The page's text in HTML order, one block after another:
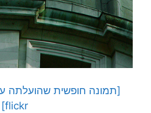
flickr]